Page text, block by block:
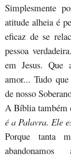
Simplesmente
atitude alheia é
eficaz de se
pessoa
em Jesus. Que
amor... Tudo
de nosso
A Bíblia também
é a Palavra. Ele
Porque tanta